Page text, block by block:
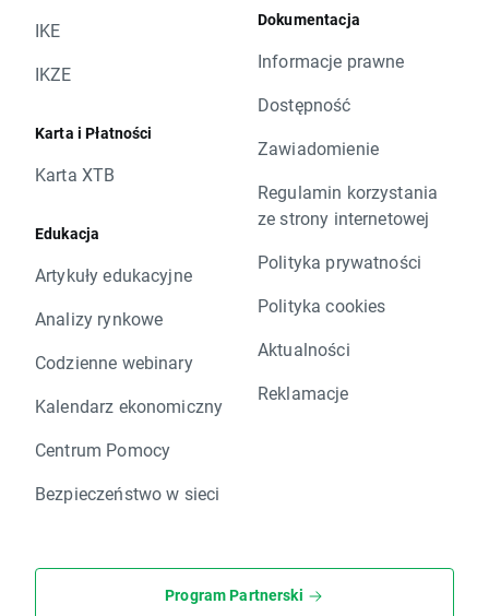
IKE
IKZE
Karta i Płatności
Karta XTB
Edukacja
Artykuły edukacyjne
Analizy rynkowe
Codzienne webinary
Kalendarz ekonomiczny
Centrum Pomocy
Bezpieczeństwo w sieci
Dokumentacja
Informacje prawne
Dostępność
Zawiadomienie
Regulamin korzystania
ze strony internetowej
Polityka prywatności
Polityka cookies
Aktualności
Reklamacje
Program Partnerski